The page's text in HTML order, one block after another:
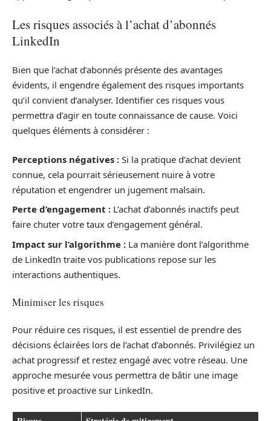
Les risques associés à l’achat d’abonnés
LinkedIn
Bien que l’achat d’abonnés présente des avantages
évidents, il engendre également des risques importants
qu’il convient d’analyser. Identifier ces risques vous
permettra d’agir en toute connaissance de cause. Voici
quelques éléments à considérer :
Perceptions négatives : Si la pratique d’achat devient
connue, cela pourrait sérieusement nuire à votre
réputation et engendrer un jugement malsain.
Perte d’engagement : L’achat d’abonnés inactifs peut
faire chuter votre taux d’engagement général.
Impact sur l’algorithme : La manière dont l’algorithme
de LinkedIn traite vos publications repose sur les
interactions authentiques.
Minimiser les risques
Pour réduire ces risques, il est essentiel de prendre des
décisions éclairées lors de l’achat d’abonnés. Privilégiez un
achat progressif et restez engagé avec votre réseau. Une
approche mesurée vous permettra de bâtir une image
positive et proactive sur LinkedIn.